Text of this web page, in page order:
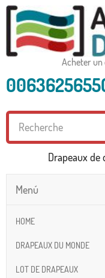
Acheter un
Drapeaux
Menú
HOME
DRAPEAUX DU MONDE
LOT DE DRAPEAUX